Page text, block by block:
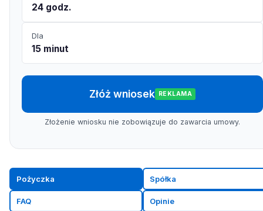
24 godz.
Dla
15 minut
Złóż wniosek REKLAMA
Złożenie wniosku nie zobowiązuje do zawarcia umowy.
Pożyczka Spółka
FAQ Opinie